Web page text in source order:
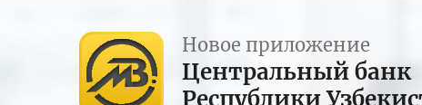
Новое приложение
Центральный банк
Республики